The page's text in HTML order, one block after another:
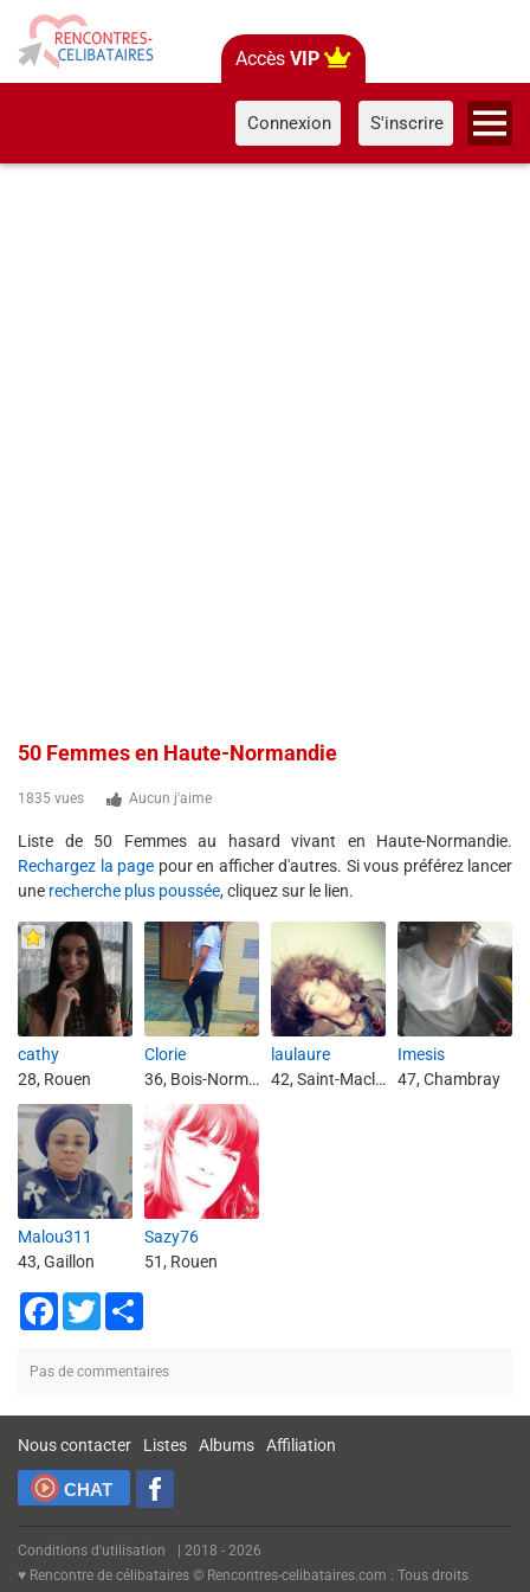
Accès VIP
Connexion S'inscrire
50 Femmes en Haute-Normandie
1835 vues Aucun j'aime
Liste de 50 Femmes au hasard vivant en Haute-Normandie.
Rechargez la page pour en afficher d'autres. Si vous préférez lancer
une recherche plus poussée, cliquez sur le lien.
cathy
28, Rouen
Clorie
36, Bois-Normand-près-Lyre
laulaure
42, Saint-Maclou-de-Folleville
Imesis
47, Chambray
Malou311
43, Gaillon
Sazy76
51, Rouen
Facebook
Twitter
Pas de commentaires
Nous contacter Listes Albums Affiliation
CHAT
Conditions d'utilisation
| 2018 - 2026
♥ Rencontre de célibataires © Rencontres-celibataires.com : Tous droits